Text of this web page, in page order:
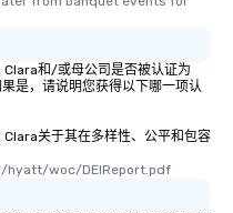
和/或母公司是否被认证为
是，请说明您获得以下哪一项认
关于其在多样性、公平和包容
woc/DEIReport.pdf